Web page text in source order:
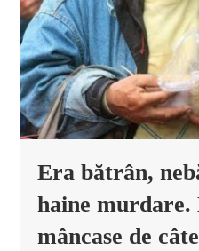
Era bătrân,
haine murdare.
mâncase de